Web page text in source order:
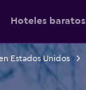
Hoteles baratos
Estados Unidos